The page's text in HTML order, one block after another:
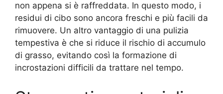
non appena si è raffreddata. In questo modo, i
residui di cibo sono ancora freschi e più facili da
rimuovere. Un altro vantaggio di una pulizia
tempestiva è che si riduce il rischio di accumulo
di grasso, evitando così la formazione di
incrostazioni difficili da trattare nel tempo.